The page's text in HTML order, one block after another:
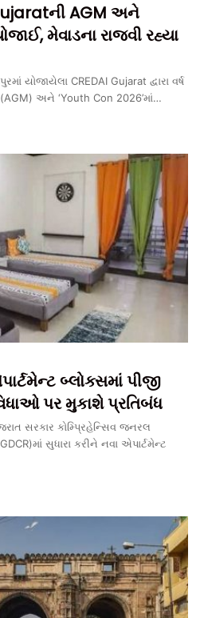
AGM અને
મેવાડના રાજવી રહ્યા
યોજાયેલા CREDAI Gujarat દ્વારા વર્ષ
(AGM) અને ‘Youth Con 2026’માં…
બ્લોક્સમાં પીજી
પર મુકાશે પ્રતિબંધ
સરકાર કોમ્પ્રિહેન્સિવ જનરલ
સુધારા કરીને નવા એપાર્ટમેન્ટ